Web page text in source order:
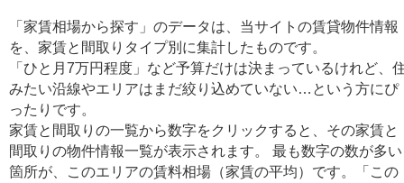
「家賃相場から探す」のデータは、当サイトの賃貸物件情報
を、家賃と間取りタイプ別に集計したものです。
「ひと月7万円程度」など予算だけは決まっているけれど、
みたい沿線やエリアはまだ絞り込めていない…という方にぴ
ったりです。
家賃と間取りの一覧から数字をクリックすると、その家賃と
間取りの物件情報一覧が表示されます。 最も数字の数が多い
箇所が、このエリアの賃料相場（家賃の平均）です。「この